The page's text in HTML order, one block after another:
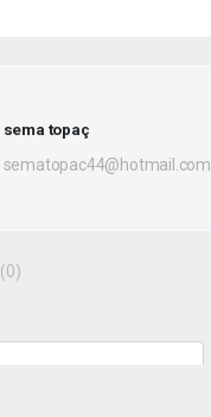
sema topaç
sematopac44@hotmail.com
(0)